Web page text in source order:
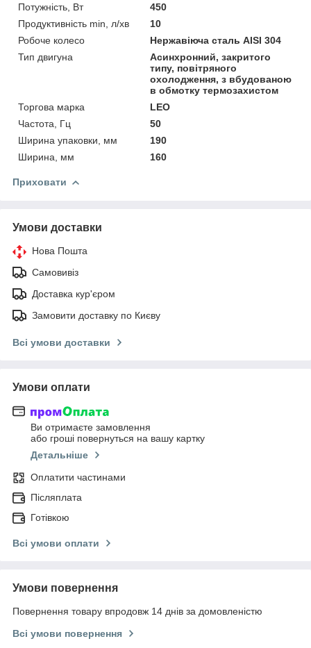
Потужність, Вт
450
Продуктивність min, л/хв
10
Робоче колесо
Нержавіюча сталь AISI 304
Тип двигуна
Асинхронний, закритого
типу, повітряного
охолодження, з вбудованою
в обмотку термозахистом
Торгова марка
LEO
Частота, Гц
50
Ширина упаковки, мм
190
Ширина, мм
160
Приховати
Умови доставки
Нова Пошта
Самовивіз
Доставка кур'єром
Замовити доставку по Києву
Всі умови доставки
Умови оплати
Ви отримаєте замовлення
або гроші повернуться на вашу картку
Детальніше
Оплатити частинами
Післяплата
Готівкою
Всі умови оплати
Умови повернення
Повернення товару впродовж 14 днів за домовленістю
Всі умови повернення